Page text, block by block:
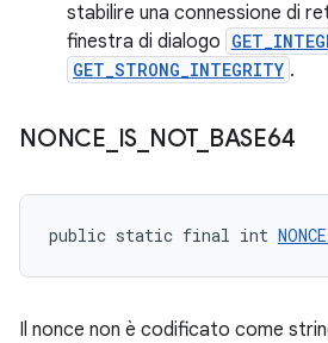
stabilire una connessione di
finestra di dialogo
GET_STRONG_INTEGRITY .
NONCE IS NOT_ BASE64
public static final int
Il nonce non è codificato come